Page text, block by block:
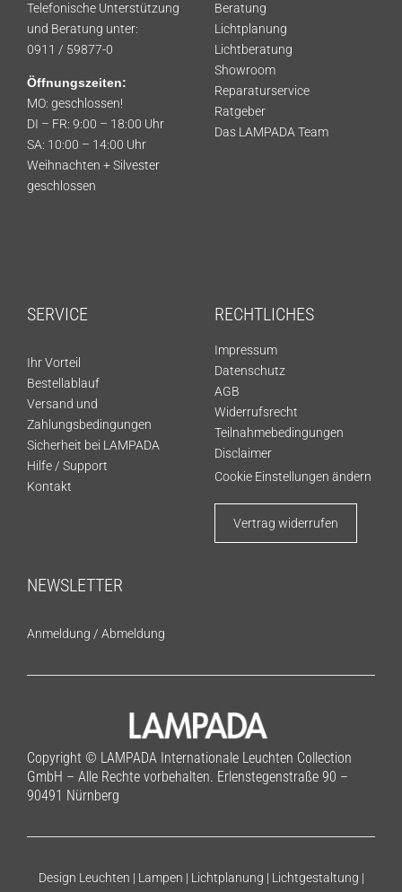
Telefonische Unterstützung
und Beratung unter:
0911 / 59877-0
Öffnungszeiten:
MO: geschlossen!
DI – FR: 9:00 – 18:00 Uhr
SA: 10:00 – 14:00 Uhr
Weihnachten + Silvester
geschlossen
Beratung
Lichtplanung
Lichtberatung
Showroom
Reparaturservice
Ratgeber
Das LAMPADA Team
SERVICE
Ihr Vorteil
Bestellablauf
Versand und
Zahlungsbedingungen
Sicherheit bei LAMPADA
Hilfe / Support
Kontakt
RECHTLICHES
Impressum
Datenschutz
AGB
Widerrufsrecht
Teilnahmebedingungen
Disclaimer
Cookie Einstellungen ändern
Vertrag widerrufen
NEWSLETTER
Anmeldung / Abmeldung
Copyright © LAMPADA Internationale Leuchten Collection
GmbH – Alle Rechte vorbehalten. Erlenstegenstraße 90 –
90491 Nürnberg
Design Leuchten | Lampen | Lichtplanung | Lichtgestaltung |